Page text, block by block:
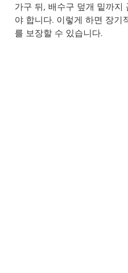
가구 뒤, 배수구 덮개 밑까지
야 합니다. 이렇게 하면 장기
를 보장할 수 있습니다.